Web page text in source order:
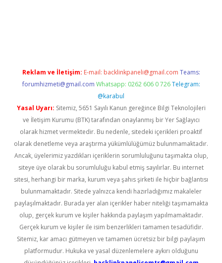
Reklam ve İletişim: E-mail: backlinkpaneli@gmail.com Teams:
forumhizmeti@gmail.com Whatsapp: 0262 606 0 726 Telegram:
@karabul
Yasal Uyarı: Sitemiz, 5651 Sayılı Kanun gereğince Bilgi Teknolojileri
ve İletişim Kurumu (BTK) tarafından onaylanmış bir Yer Sağlayıcı
olarak hizmet vermektedir. Bu nedenle, sitedeki içerikleri proaktif
olarak denetleme veya araştırma yükümlülüğümüz bulunmamaktadır.
Ancak, üyelerimiz yazdıkları içeriklerin sorumluluğunu taşımakta olup,
siteye üye olarak bu sorumluluğu kabul etmiş sayılırlar. Bu internet
sitesi, herhangi bir marka, kurum veya şahıs şirketi ile hiçbir bağlantısı
bulunmamaktadır. Sitede yalnızca kendi hazırladığımız makaleler
paylaşılmaktadır. Burada yer alan içerikler haber niteliği taşımamakta
olup, gerçek kurum ve kişiler hakkında paylaşım yapılmamaktadır.
Gerçek kurum ve kişiler ile isim benzerlikleri tamamen tesadüfidir.
Sitemiz, kar amacı gütmeyen ve tamamen ücretsiz bir bilgi paylaşım
platformudur. Hukuka ve yasal düzenlemelere aykırı olduğunu